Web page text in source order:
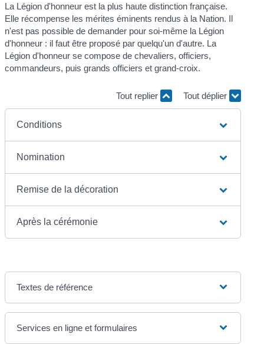
La Légion d'honneur est la plus haute distinction française.
Elle récompense les mérites éminents rendus à la Nation. Il
n'est pas possible de demander pour soi-même la Légion
d'honneur : il faut être proposé par quelqu'un d'autre. La
Légion d'honneur se compose de chevaliers, officiers,
commandeurs, puis grands officiers et grand-croix.
Tout replier Tout déplier
Conditions
Nomination
Remise de la décoration
Après la cérémonie
Textes de référence
Services en ligne et formulaires